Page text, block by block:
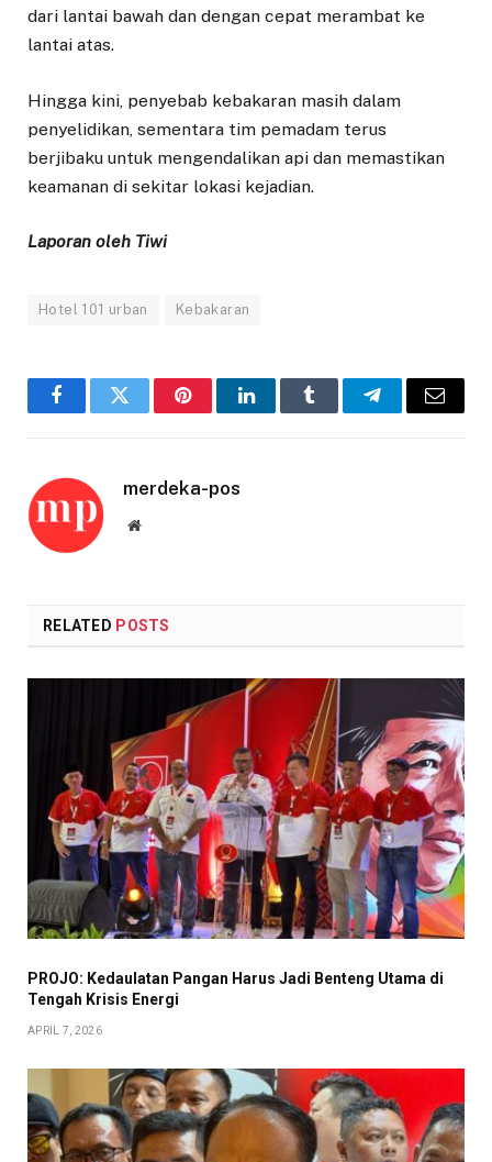
dari lantai bawah dan dengan cepat merambat ke
lantai atas.
Hingga kini, penyebab kebakaran masih dalam
penyelidikan, sementara tim pemadam terus
berjibaku untuk mengendalikan api dan memastikan
keamanan di sekitar lokasi kejadian.
Laporan oleh Tiwi
Hotel 101 urban Kebakaran
FacebookTwitter PinterestLinkedInTumblr TelegramEmail
merdeka-pos
Website
RELATED POSTS
PROJO: Kedaulatan Pangan Harus Jadi Benteng Utama di
Tengah Krisis Energi
APRIL 7, 2026